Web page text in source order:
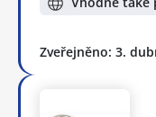
Zveřejněno: 3.